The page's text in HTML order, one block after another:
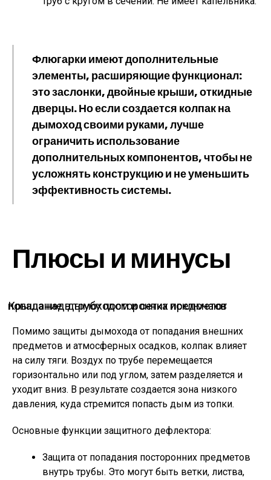
Флюгарки имеют дополнительные
элементы, расширяющие функционал:
это заслонки, двойные крыши, откидные
дверцы. Но если создается колпак на
дымоход своими руками, лучше
ограничить использование
дополнительных компонентов, чтобы не
усложнять конструкцию и не уменьшить
эффективность системы.
Плюсы и минусы
Крыша над дымоходом и сетка исключают попадание в трубу посторонних предметов
Помимо защиты дымохода от попадания внешних
предметов и атмосферных осадков, колпак влияет
на силу тяги. Воздух по трубе перемещается
горизонтально или под углом, затем разделяется и
уходит вниз. В результате создается зона низкого
давления, куда стремится попасть дым из топки.
Основные функции защитного дефлектора:
Защита от попадания посторонних предметов
внутрь трубы. Это могут быть ветки, листва,